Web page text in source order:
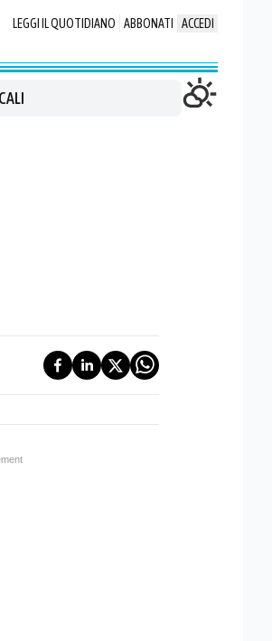
LEGGI IL QUOTIDIANO ABBONATI ACCEDI